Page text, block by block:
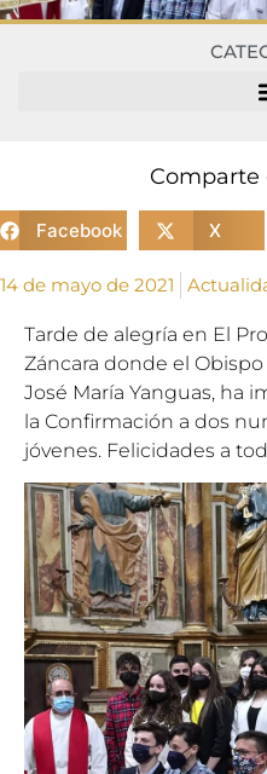
Comparte
Facebook X
14 de mayo de 2021
Tarde de alegría en El
Záncara donde el
José María Yanguas, ha
la Confirmación a dos
jóvenes. Felicidades a